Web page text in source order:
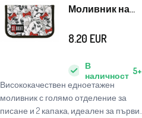
Моливник на
Кученца
Висококачествен едноетажен
моливник с голямо отделение за
писане и 2 капака, идеален за първи
В
наличност 5+
8.20 EUR